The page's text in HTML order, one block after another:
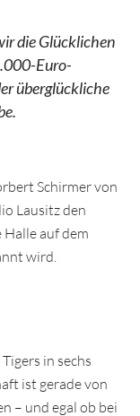
die Glücklichen
Euro-
überglückliche
Schirmer von
Lausitz den
Halle auf dem
wird.
in sechs
ist gerade von
– und egal ob bei